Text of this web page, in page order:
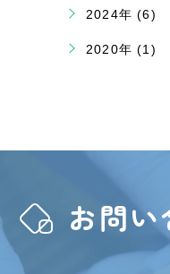
2024年 (6)
2020年 (1)
お問